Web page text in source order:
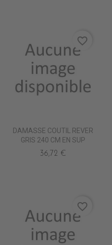
DAMASSE COUTIL REVER
GRIS 240 CM EN SUP
36,72 €
favorite_border
favorite_border